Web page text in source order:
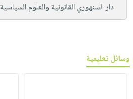
دار السنهوري القانونية والعلوم السياسية
وسائل تعليمية